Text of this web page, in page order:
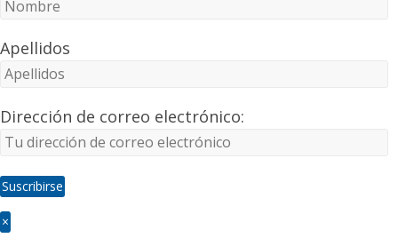
Apellidos
Dirección de correo electrónico:
×